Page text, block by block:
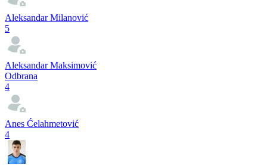
Aleksandar Milanović
5
Aleksandar Maksimović
Odbrana
4
Anes Ćelahmetović
4